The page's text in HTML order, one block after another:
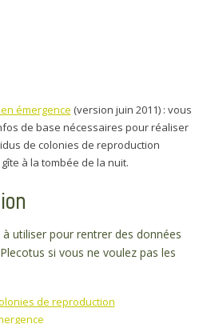
émergence (version juin 2011) : vous
de base nécessaires pour réaliser
de colonies de reproduction
à la tombée de la nuit.
utiliser pour rentrer des données
si vous ne voulez pas les
de reproduction